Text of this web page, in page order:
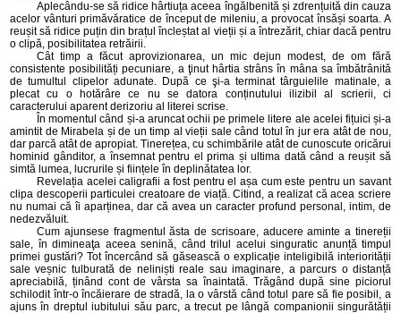
Aplecându-se să ridice hârtiuța aceea îngălbenită și zdrențuită din cauza
acelor vânturi primăvăratice de început de mileniu, a provocat însăși soarta. A
reușit să ridice puțin din brațul încleștat al vieții și a întrezărit, chiar dacă pentru
o clipă, posibilitatea retrăirii.
Cât timp a făcut aprovizionarea, un mic dejun modest, de om fără
consistente posibilități pecuniare, a ţinut hârtia strâns în mâna sa îmbătrânită
de tumultul clipelor adunate. După ce şi-a terminat târguielile matinale, a
plecat cu o hotărâre ce nu se datora conținutului ilizibil al scrierii, ci
caracterului aparent derizoriu al literei scrise.
În momentul când și-a aruncat ochii pe primele litere ale acelei fițuici și-a
amintit de Mirabela și de un timp al vieții sale când totul în jur era atât de nou,
dar parcă atât de apropiat. Tinerețea, cu schimbările atât de cunoscute oricărui
hominid gânditor, a însemnat pentru el prima și ultima dată când a reușit să
simtă lumea, lucrurile și ființele în deplinătatea lor.
Revelația acelei caligrafii a fost pentru el așa cum este pentru un savant
clipa descoperii particulei creatoare de viață. Citind, a realizat că acea scriere
nu numai că îi aparținea, dar că avea un caracter profund personal, intim, de
nedezvăluit.
Cum ajunsese fragmentul ăsta de scrisoare, aducere aminte a tinereții
sale, în dimineaţa aceea senină, când trilul acelui singuratic anunță timpul
primei gustări? Tot încercând să găsească o explicație inteligibilă interiorității
sale veșnic tulburată de neliniști reale sau imaginare, a parcurs o distanță
apreciabilă, ținând cont de vârsta sa înaintată. Trăgând după sine piciorul
schilodit într-o încăierare de stradă, la o vârstă când totul pare să fie posibil, a
ajuns în dreptul iubitului său parc, a trecut pe lângă companionii singurătății